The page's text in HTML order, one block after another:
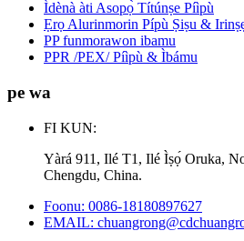
Ìdènà àti Asopọ̀ Títúnṣe Píìpù
Ẹrọ Alurinmorin Pípù Ṣiṣu &
PP funmorawon ibamu
PPR /PEX/ Píìpù & Ìbámu
pe wa
FI KUN:
Yàrá 911, Ilé T1, Ilé Ìṣọ́ Oruka,
Chengdu, China.
Foonu: 0086-18180897627
EMAIL: